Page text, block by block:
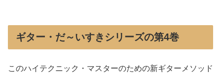
ギター・だ～いすきシリーズの第4巻
このハイテクニック・マスターのための新ギターメソッド